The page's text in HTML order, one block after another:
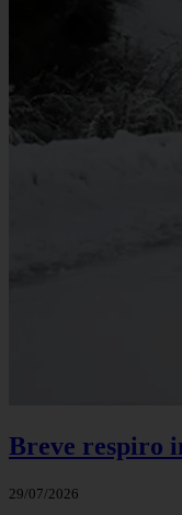
Breve respiro
29/07/2026